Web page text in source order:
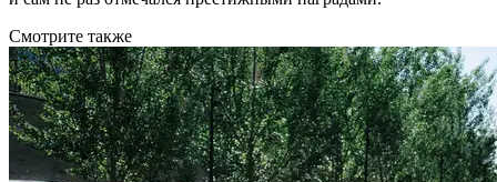
Смотрите также